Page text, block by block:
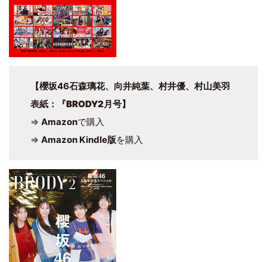
【櫻坂46石森璃花、向井純葉、村井優、村山美羽
表紙： 『BRODY2月号】
⇒ Amazonで購入
⇒ Amazon Kindle版を購入